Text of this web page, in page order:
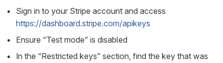
Sign in to your Stripe account and access
https://dashboard.stripe.com/apikeys
Ensure “Test mode” is disabled
In the “Restricted keys” section, find the key that was